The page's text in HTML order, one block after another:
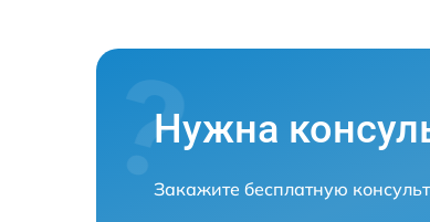
Нужна
Закажите бесплатную